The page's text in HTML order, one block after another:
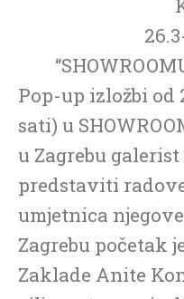
Pop-up izložbi od
sati) u
u Zagrebu galerist
predstaviti
umjetnica
Zagrebu početak
Zaklade Anite